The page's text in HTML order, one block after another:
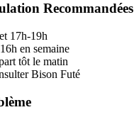
Recommandées
17h-19h
en semaine
tôt le matin
Bison Futé